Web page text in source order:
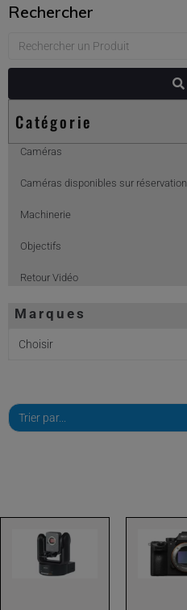
Rechercher
Catégorie
Caméras
Caméras disponibles sur réservation
Machinerie
Objectifs
Retour Vidéo
Marques
Choisir